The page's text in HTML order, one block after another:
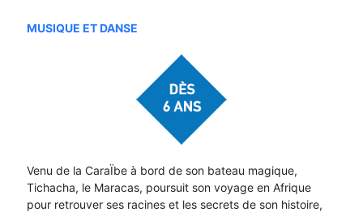
MUSIQUE ET DANSE
Venu de la CaraÏbe à bord de son bateau magique,
Tichacha, le Maracas, poursuit son voyage en Afrique
pour retrouver ses racines et les secrets de son histoire,